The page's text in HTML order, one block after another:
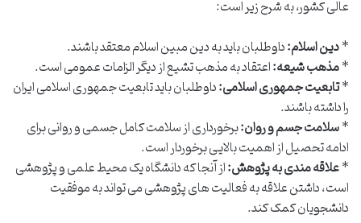
عالی کشور، به شرح زیر است:
*دین اسلام:داوطلبان باید به دین مبین اسلام معتقد باشند.
*مذهب شیعه:اعتقاد به مذهب تشیع از دیگر الزامات عمومی است.
*تابعیت جمهوری اسلامی:داوطلبان باید تابعیت جمهوری اسلامی ایران
را داشته باشند.
*سلامت جسم و روان:برخورداری از سلامت کامل جسمی و روانی برای
ادامه تحصیل از اهمیت بالایی برخوردار است.
*علاقه مندی به پژوهش:از آنجا که دانشگاه یک محیط علمی و پژوهشی
است، داشتن علاقه به فعالیت های پژوهشی می تواند به موفقیت
دانشجویان کمک کند.